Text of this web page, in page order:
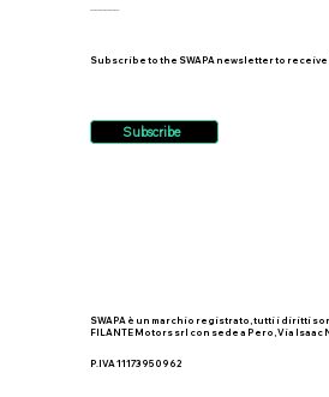
Subscribe to the SWAPA newsletter to
Subscribe
SWAPA è un marchio registrato, tutti i diritti
FILANTE Motors srl con sede a Pero, Via Isaac
P.IVA 11173950962